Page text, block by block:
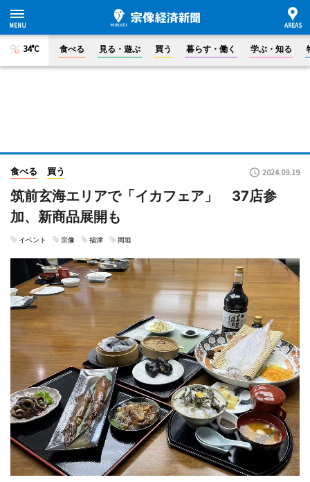
34°C 食べる 見る・遊ぶ 買う 暮らす・働く 学ぶ・知る
食べる 買う 2024.09.19
筑前玄海エリアで「イカフェア」 37店参
加、新商品展開も
イベント 宗像 福津 岡垣